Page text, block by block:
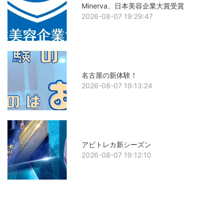
Minerva、日本美容企業大賞受賞
2026-08-07 19:29:47
名古屋の新体験！
2026-08-07 19:13:24
アビトレカ新シーズン
2026-08-07 19:12:10